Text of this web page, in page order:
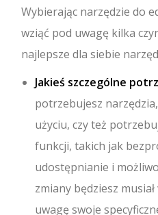
Wybierając narzędzie do
wziąć pod uwagę kilka
najlepsze dla siebie
Jakieś szczególne
potrzebujesz
użyciu, czy też
funkcji, takich jak
udostępnianie i
zmiany będziesz
uwagę swoje